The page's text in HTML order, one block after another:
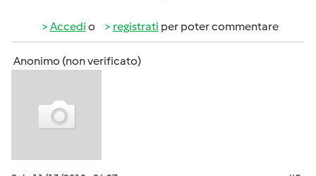
Accedi o registrati per poter commentare
Anonimo (non verificato)